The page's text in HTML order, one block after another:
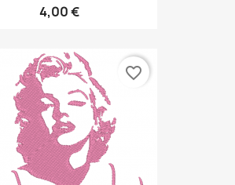
4,00 €
favorite_border